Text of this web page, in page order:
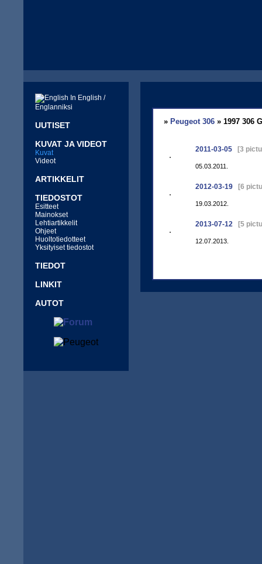
In English /
Englanniksi
UUTISET
KUVAT JA VIDEOT
Kuvat
Videot
ARTIKKELIT
TIEDOSTOT
Esitteet
Mainokset
Lehtiartikkelit
Ohjeet
Huoltotiedotteet
Yksityiset tiedostot
TIEDOT
LINKIT
AUTOT
» Peugeot 306 » 1997 306
2011-03-05 [3
05.03.2011.
2012-03-19 [6
19.03.2012.
2013-07-12 [5
12.07.2013.